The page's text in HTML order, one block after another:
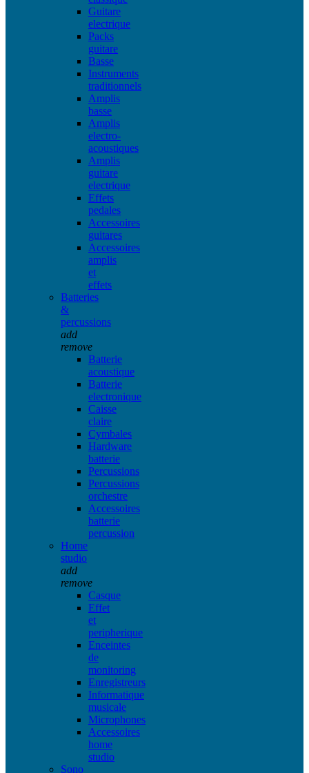
Guitare
electrique
Packs
guitare
Basse
Instruments
traditionnels
Amplis
basse
Amplis
electro-
acoustiques
Amplis
guitare
electrique
Effets
pedales
Accessoires
guitares
Accessoires
amplis
et
effets
Batteries
&
percussions
add
remove
Batterie
acoustique
Batterie
electronique
Caisse
claire
Cymbales
Hardware
batterie
Percussions
Percussions
orchestre
Accessoires
batterie
percussion
Home
studio
add
remove
Casque
Effet
et
peripherique
Enceintes
de
monitoring
Enregistreurs
Informatique
musicale
Microphones
Accessoires
home
studio
Sono